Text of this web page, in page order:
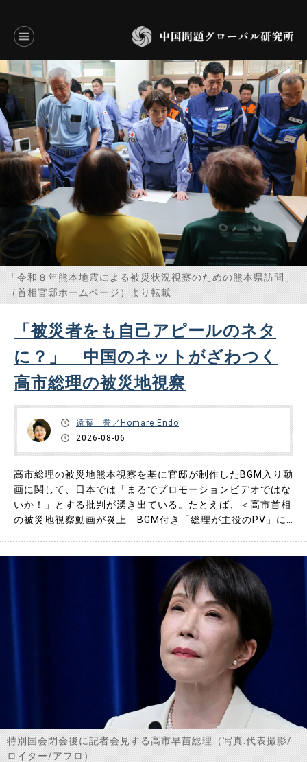
言語別アーカイブ
ENGLISH
JAPANESE
基本操作
トップページ
研究員
研究所概要
設立趣意書
お問い合わせ
「令和８年熊本地震による被災状況視察のための熊本県訪問」
（首相官邸ホームページ）より転載
「被災者をも自己アピールのネタ
に？」 中国のネットがざわつく
高市総理の被災地視察
遠藤 誉／Homare Endo
2026-08-06
高市総理の被災地熊本視察を基に官邸が制作したBGM入り動
画に関して、日本では「まるでプロモーションビデオではな
いか！」とする批判が湧き出ている。たとえば、＜高市首相
の被災地視察動画が炎上 BGM付き「総理が主役のPV」に
本地震の視察動画が大炎上、被災地訪問を“プロモーション
特別国会閉会後に記者会見する高市早苗総理（写真:代表撮影/
ロイター/アフロ）